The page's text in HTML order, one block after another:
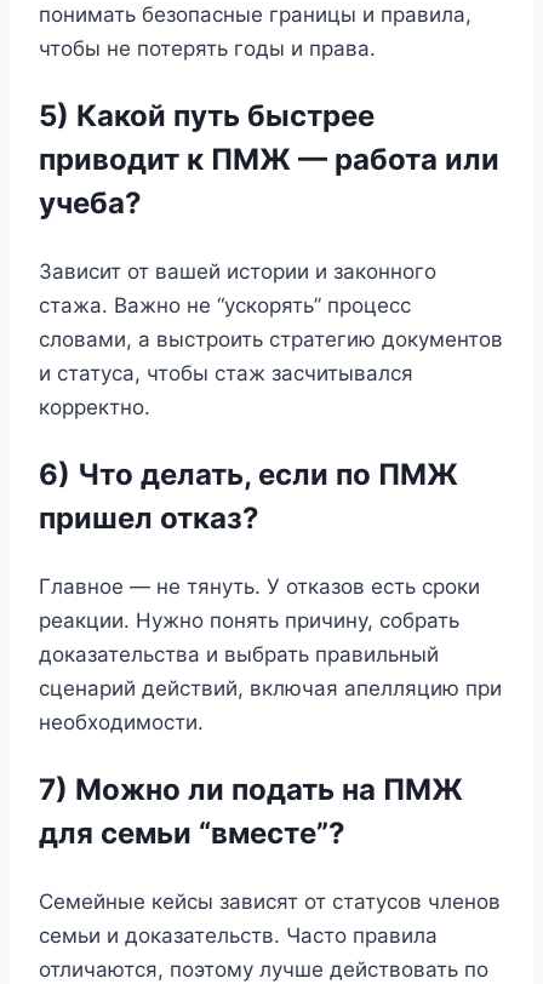
понимать безопасные границы и правила,
чтобы не потерять годы и права.
5) Какой путь быстрее
приводит к ПМЖ — работа или
учеба?
Зависит от вашей истории и законного
стажа. Важно не “ускорять” процесс
словами, а выстроить стратегию документов
и статуса, чтобы стаж засчитывался
корректно.
6) Что делать, если по ПМЖ
пришел отказ?
Главное — не тянуть. У отказов есть сроки
реакции. Нужно понять причину, собрать
доказательства и выбрать правильный
сценарий действий, включая апелляцию при
необходимости.
7) Можно ли подать на ПМЖ
для семьи “вместе”?
Семейные кейсы зависят от статусов членов
семьи и доказательств. Часто правила
отличаются, поэтому лучше действовать по